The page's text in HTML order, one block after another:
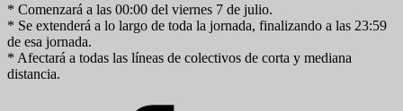
* Comenzará a las 00:00 del viernes 7 de julio.
* Se extenderá a lo largo de toda la jornada, finalizando a las 23:59
de esa jornada.
* Afectará a todas las líneas de colectivos de corta y mediana
distancia.